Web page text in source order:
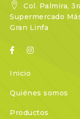
Col. Palmira,
Supermercado
Gran Linfa
Inicio
Quiénes somos
Productos